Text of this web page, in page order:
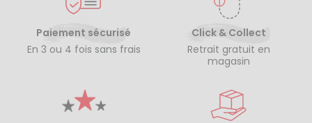
Paiement sécurisé
En 3 ou 4 fois sans frais
Click & Collect
Retrait gratuit en
magasin